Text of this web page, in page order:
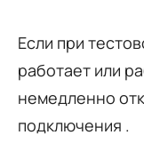
Если при
работает или
немедленно
подключения .